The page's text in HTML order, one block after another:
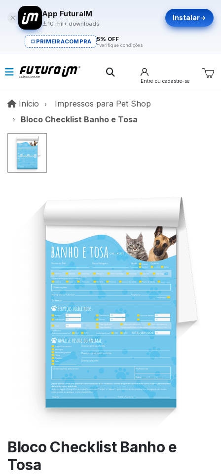
App FuturaIM
10 mil+ downloads
Instalar
PRIMEIRACOMPRA 5% OFF
*verifique condições
Entre ou cadastre-se
Início InícioImpressos para Pet Shop
Bloco Checklist Banho e Tosa
Bloco Checklist Banho e
Tosa